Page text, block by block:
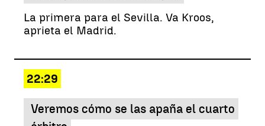
La primera para el Sevilla. Va Kroos,
aprieta el Madrid.
22:29
Veremos cómo se las apaña el cuarto